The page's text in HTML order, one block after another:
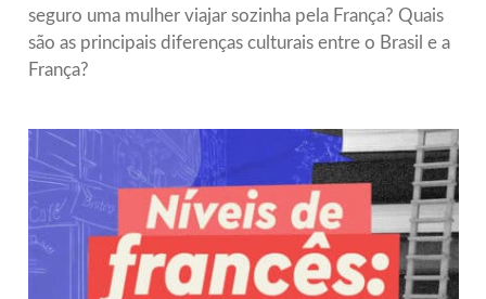
seguro uma mulher viajar sozinha pela França? Quais
são as principais diferenças culturais entre o Brasil e a
França?